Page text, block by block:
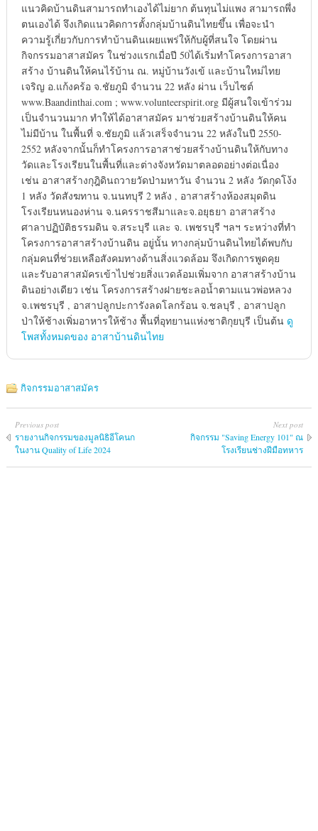
แนวคิดบ้านดินสามารถทำเองได้ไม่ยาก ต้นทุนไม่แพง สามารถพึ่ง
ตนเองได้ จึงเกิดแนวคิดการตั้งกลุ่มบ้านดินไทยขึ้น เพื่อจะนำ
ความรู้เกี่ยวกับการทำบ้านดินเผยแพร่ให้กับผู้ที่สนใจ โดยผ่าน
กิจกรรมอาสาสมัคร ในช่วงแรกเมื่อปี 50ได้เริ่มทำโครงการอาสา
สร้าง บ้านดินให้คนไร้บ้าน ณ. หมู่บ้านวังเข้ และบ้านใหม่ไทย
เจริญ อ.แก้งคร้อ จ.ชัยภูมิ จำนวน 22 หลัง ผ่าน เว็บไซต์
www.Baandinthai.com ; www.volunteerspirit.org มีผู้สนใจเข้าร่วม
เป็นจำนวนมาก ทำให้ได้อาสาสมัคร มาช่วยสร้างบ้านดินให้คน
ไม่มีบ้าน ในพื้นที่ จ.ชัยภูมิ แล้วเสร็จจำนวน 22 หลังในปี 2550-
2552 หลังจากนั้นก็ทำโครงการอาสาช่วยสร้างบ้านดินให้กับทาง
วัดและโรงเรียนในพื้นที่และต่างจังหวัดมาตลอดอย่างต่อเนื่อง
เช่น อาสาสร้างกุฎิดินถวายวัดป่ามหาวัน จำนวน 2 หลัง วัดกุดโง้ง
1 หลัง วัดสังฆทาน จ.นนทบุรี 2 หลัง , อาสาสร้างห้องสมุดดิน
โรงเรียนหนองห่าน จ.นครราชสีมาและจ.อยุธยา อาสาสร้าง
ศาลาปฏิบัติธรรมดิน จ.สระบุรี และ จ. เพชรบุรี ฯลฯ ระหว่างที่ทำ
โครงการอาสาสร้างบ้านดิน อยู่นั้น ทางกลุ่มบ้านดินไทยได้พบกับ
กลุ่มคนที่ช่วยเหลือสังคมทางด้านสิ่งแวดล้อม จึงเกิดการพูดคุย
และรับอาสาสมัครเข้าไปช่วยสิ่งแวดล้อมเพิ่มจาก อาสาสร้างบ้าน
ดินอย่างเดียว เช่น โครงการสร้างฝายชะลอน้ำตามแนวพ่อหลวง
จ.เพชรบุรี , อาสาปลูกปะการังลดโลกร้อน จ.ชลบุรี , อาสาปลูก
ป่าให้ช้างเพิ่มอาหารให้ช้าง พื้นที่อุทยานแห่งชาติกุยบุรี เป็นต้น ดู
โพสทั้งหมดของ อาสาบ้านดินไทย
กิจกรรมอาสาสมัคร
Previous post
รายงานกิจกรรมของมูลนิธิอีโคนก
ในงาน Quality of Life 2024
Next post
กิจกรรม "Saving Energy 101" ณ
โรงเรียนช่างฝีมือทหาร